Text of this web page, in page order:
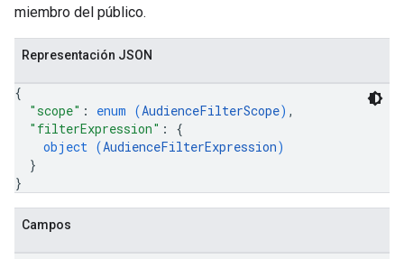
miembro del público.
Representación JSON
{
"scope" : enum (AudienceFilterScope) ,
"filterExpression" : {
object (AudienceFilterExpression)
}
}
Campos